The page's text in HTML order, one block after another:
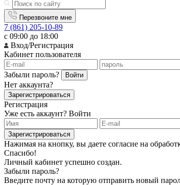
Перезвоните мне
7 (861) 205-10-89
с 09:00 до 18:00
Вход/Регистрация
Кабинет пользователя
Забыли пароль? Войти
Нет аккаунта?
Зарегистрироваться
Регистрация
Уже есть аккаунт? Войти
Зарегистрироваться
Нажимая на кнопку, вы даете согласие на
Спасибо!
Личный кабинет успешно создан.
Забыли пароль?
Введите почту на которую отправить новый